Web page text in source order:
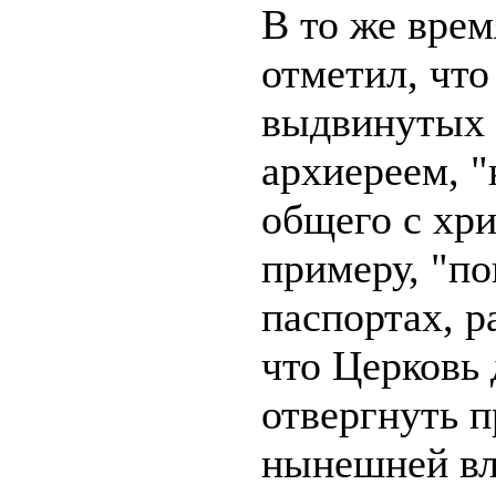
В то же
отметил,
выдвинутых
архиереем,
общего с
примеру,
паспортах,
что Церковь
отвергнуть
нынешней